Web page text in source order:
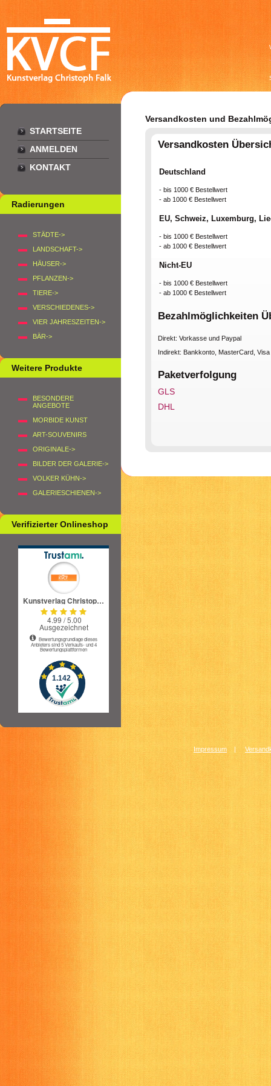
STARTSEITE
ANMELDEN
KONTAKT
Radierungen
STÄDTE->
LANDSCHAFT->
HÄUSER->
PFLANZEN->
TIERE->
VERSCHIEDENES->
VIER JAHRESZEITEN->
BÄR->
Weitere Produkte
BESONDERE
ANGEBOTE
MORBIDE KUNST
ART-SOUVENIRS
ORIGINALE->
BILDER DER GALERIE->
VOLKER KÜHN->
GALERIESCHIENEN->
Verifizierter Onlineshop
Versandkosten und
Versandkosten
Deutschland
- bis 1000 € Bestellwert
- ab 1000 € Bestellwert
EU, Schweiz, Luxemburg,
- bis 1000 € Bestellwert
- ab 1000 € Bestellwert
Nicht-EU
- bis 1000 € Bestellwert
- ab 1000 € Bestellwert
Bezahlmöglichkeiten
Direkt: Vorkasse und Paypal
Indirekt: Bankkonto, MasterCard,
Paketverfolgung
GLS
DHL
Impressum |